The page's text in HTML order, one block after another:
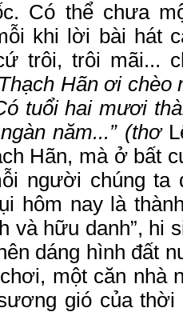
c. Có thểchưa m
ỗi khi lời bài hát c
ứtrôi, trôi mãi...
ạch Hãnơi chèo
tuổi hai mươi
năm...” (thơ
ch Hãn, mà ởbất c
ỗi người chúng ta
hôm nay là
và hữu danh”, hi
dáng hình đất n
ơi, một căn nhà
ương gió của thời